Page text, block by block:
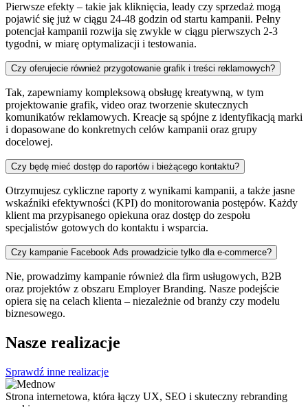
Pierwsze efekty – takie jak kliknięcia, leady czy sprzedaż mogą
pojawić się już w ciągu 24-48 godzin od startu kampanii. Pełny
potencjał kampanii rozwija się zwykle w ciągu pierwszych 2-3
tygodni, w miarę optymalizacji i testowania.
Czy oferujecie również przygotowanie grafik i treści reklamowych?
Tak, zapewniamy kompleksową obsługę kreatywną, w tym
projektowanie grafik, video oraz tworzenie skutecznych
komunikatów reklamowych. Kreacje są spójne z identyfikacją marki
i dopasowane do konkretnych celów kampanii oraz grupy
docelowej.
Czy będę mieć dostęp do raportów i bieżącego kontaktu?
Otrzymujesz cykliczne raporty z wynikami kampanii, a także jasne
wskaźniki efektywności (KPI) do monitorowania postępów. Każdy
klient ma przypisanego opiekuna oraz dostęp do zespołu
specjalistów gotowych do kontaktu i wsparcia.
Czy kampanie Facebook Ads prowadzicie tylko dla e-commerce?
Nie, prowadzimy kampanie również dla firm usługowych, B2B
oraz projektów z obszaru Employer Branding. Nasze podejście
opiera się na celach klienta – niezależnie od branży czy modelu
biznesowego.
Nasze realizacje
Sprawdź inne realizacje
Strona internetowa, która łączy UX, SEO i skuteczny rebranding